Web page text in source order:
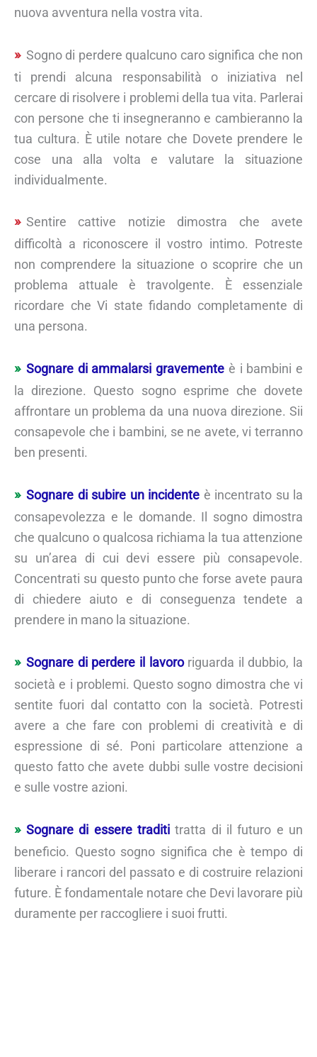
nuova avventura nella vostra vita.
Sogno di perdere qualcuno caro significa che non
ti prendi alcuna responsabilità o iniziativa nel
cercare di risolvere i problemi della tua vita. Parlerai
con persone che ti insegneranno e cambieranno la
tua cultura. È utile notare che Dovete prendere le
cose una alla volta e valutare la situazione
individualmente.
Sentire cattive notizie dimostra che avete
difficoltà a riconoscere il vostro intimo. Potreste
non comprendere la situazione o scoprire che un
problema attuale è travolgente. È essenziale
ricordare che Vi state fidando completamente di
una persona.
Sognare di ammalarsi gravemente è i bambini e
la direzione. Questo sogno esprime che dovete
affrontare un problema da una nuova direzione. Sii
consapevole che i bambini, se ne avete, vi terranno
ben presenti.
Sognare di subire un incidente è incentrato su la
consapevolezza e le domande. Il sogno dimostra
che qualcuno o qualcosa richiama la tua attenzione
su un’area di cui devi essere più consapevole.
Concentrati su questo punto che forse avete paura
di chiedere aiuto e di conseguenza tendete a
prendere in mano la situazione.
Sognare di perdere il lavororiguarda il dubbio, la
società e i problemi. Questo sogno dimostra che vi
sentite fuori dal contatto con la società. Potresti
avere a che fare con problemi di creatività e di
espressione di sé. Poni particolare attenzione a
questo fatto che avete dubbi sulle vostre decisioni
e sulle vostre azioni.
Sognare di essere traditi tratta di il futuro e un
beneficio. Questo sogno significa che è tempo di
liberare i rancori del passato e di costruire relazioni
future. È fondamentale notare che Devi lavorare più
duramente per raccogliere i suoi frutti.